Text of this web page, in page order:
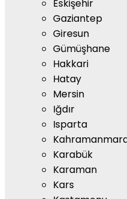
Eskişehir
Gaziantep
Giresun
Gümüşhane
Hakkari
Hatay
Mersin
Iğdır
Isparta
Karabük
Karaman
Kars